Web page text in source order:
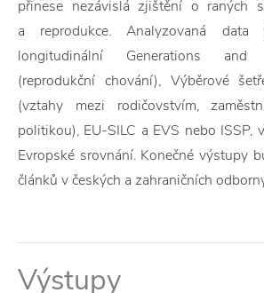
přinese nezávislá zjištění o raných
a reprodukce. Analyzovaná data
longitudinální Generations and
(reprodukční chování), Výběrové
(vztahy mezi rodičovstvím,
politikou), EU-SILC a EVS nebo ISSP,
Evropské srovnání. Konečné výstupy
článků v českých a zahraničních
Výstupy